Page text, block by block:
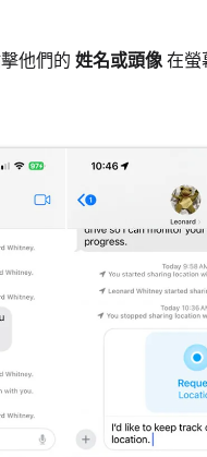
他們的 姓名或頭像在螢